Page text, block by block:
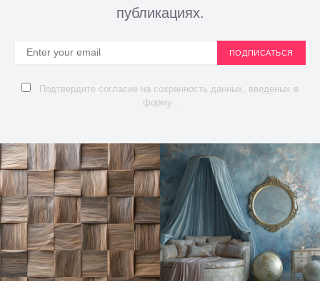
публикациях.
ПОДПИСАТЬСЯ
Подтвердите согласие на сохранность данных, введеных в
форму .